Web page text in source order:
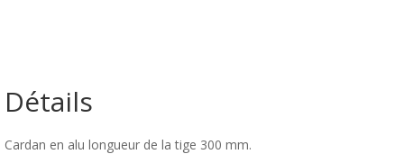
Détails
Cardan en alu longueur de la tige 300 mm.